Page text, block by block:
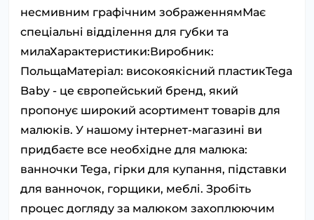
несмивним графічним зображеннямМає
спеціальні відділення для губки та
милаХарактеристики:Виробник:
ПольщаМатеріал: високоякісний пластикTega
Baby - це європейський бренд, який
пропонує широкий асортимент товарів для
малюків. У нашому інтернет-магазині ви
придбаєте все необхідне для малюка:
ванночки Tega, гірки для купання, підставки
для ванночок, горщики, меблі. Зробіть
процес догляду за малюком захоплюючим